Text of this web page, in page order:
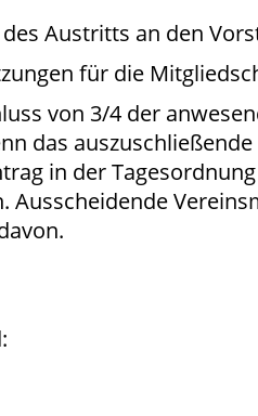
Austritts an den
für die
von 3/4 der
das
in der
Ausscheidende